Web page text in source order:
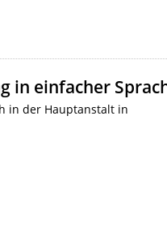
in einfacher
in der Hauptanstalt in